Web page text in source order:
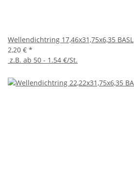
Wellendichtring 17,46x31,75x6,35 BASL
2,20 € *
z.B. ab 50 - 1.54 €/St.